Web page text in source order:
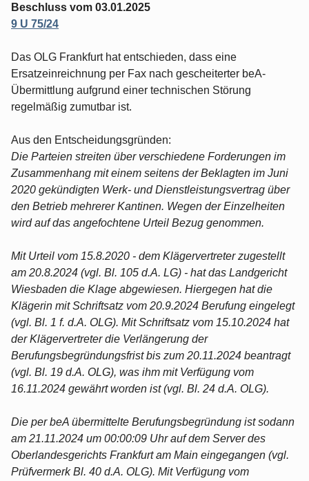
Beschluss vom 03.01.2025
9 U 75/24
Das OLG Frankfurt hat entschieden, dass eine
Ersatzeinreichnung per Fax nach gescheiterter beA-
Übermittlung aufgrund einer technischen Störung
regelmäßig zumutbar ist.
Aus den Entscheidungsgründen:
Die Parteien streiten über verschiedene Forderungen im
Zusammenhang mit einem seitens der Beklagten im Juni
2020 gekündigten Werk- und Dienstleistungsvertrag über
den Betrieb mehrerer Kantinen. Wegen der Einzelheiten
wird auf das angefochtene Urteil Bezug genommen.
Mit Urteil vom 15.8.2020 - dem Klägervertreter zugestellt
am 20.8.2024 (vgl. Bl. 105 d.A. LG) - hat das Landgericht
Wiesbaden die Klage abgewiesen. Hiergegen hat die
Klägerin mit Schriftsatz vom 20.9.2024 Berufung eingelegt
(vgl. Bl. 1 f. d.A. OLG). Mit Schriftsatz vom 15.10.2024 hat
der Klägervertreter die Verlängerung der
Berufungsbegründungsfrist bis zum 20.11.2024 beantragt
(vgl. Bl. 19 d.A. OLG), was ihm mit Verfügung vom
16.11.2024 gewährt worden ist (vgl. Bl. 24 d.A. OLG).
Die per beA übermittelte Berufungsbegründung ist sodann
am 21.11.2024 um 00:00:09 Uhr auf dem Server des
Oberlandesgerichts Frankfurt am Main eingegangen (vgl.
Prüfvermerk Bl. 40 d.A. OLG). Mit Verfügung vom